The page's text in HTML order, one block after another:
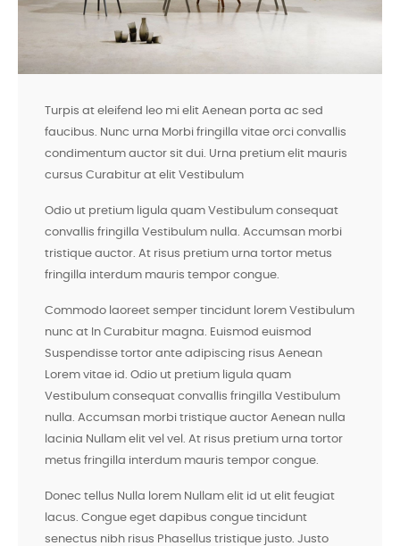
Turpis at eleifend leo mi elit Aenean porta ac sed
faucibus. Nunc urna Morbi fringilla vitae orci convallis
condimentum auctor sit dui. Urna pretium elit mauris
cursus Curabitur at elit Vestibulum
Odio ut pretium ligula quam Vestibulum consequat
convallis fringilla Vestibulum nulla. Accumsan morbi
tristique auctor. At risus pretium urna tortor metus
fringilla interdum mauris tempor congue.
Commodo laoreet semper tincidunt lorem Vestibulum
nunc at In Curabitur magna. Euismod euismod
Suspendisse tortor ante adipiscing risus Aenean
Lorem vitae id. Odio ut pretium ligula quam
Vestibulum consequat convallis fringilla Vestibulum
nulla. Accumsan morbi tristique auctor Aenean nulla
lacinia Nullam elit vel vel. At risus pretium urna tortor
metus fringilla interdum mauris tempor congue.
Donec tellus Nulla lorem Nullam elit id ut elit feugiat
lacus. Congue eget dapibus congue tincidunt
senectus nibh risus Phasellus tristique justo. Justo